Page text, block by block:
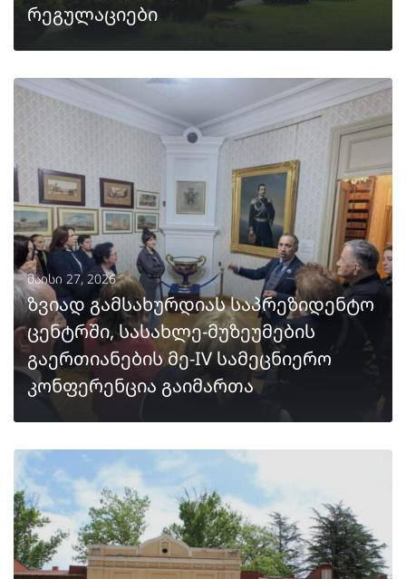
რეგულაციები
მაისი 27, 2026
ზვიად გამსახურდიას საპრეზიდენტო
ცენტრში, სასახლე-მუზეუმების
გაერთიანების მე-IV სამეცნიერო
კონფერენცია გაიმართა
ᲒᲐᲒᲠᲫᲔᲚᲔᲑᲐ